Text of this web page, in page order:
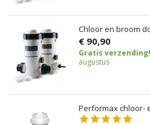
Chloor en broom
€ 90,90
Gratis verzending!
augustus
Performax chloor-